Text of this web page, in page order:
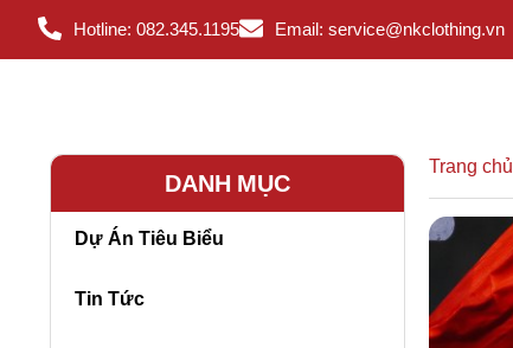
Hotline: 082.345.1195 Email: service@nkclothing.vn
DANH MỤC
Dự Án Tiêu Biểu
Tin Tức
Trang chủ